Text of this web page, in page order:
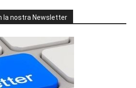
la nostra Newsletter